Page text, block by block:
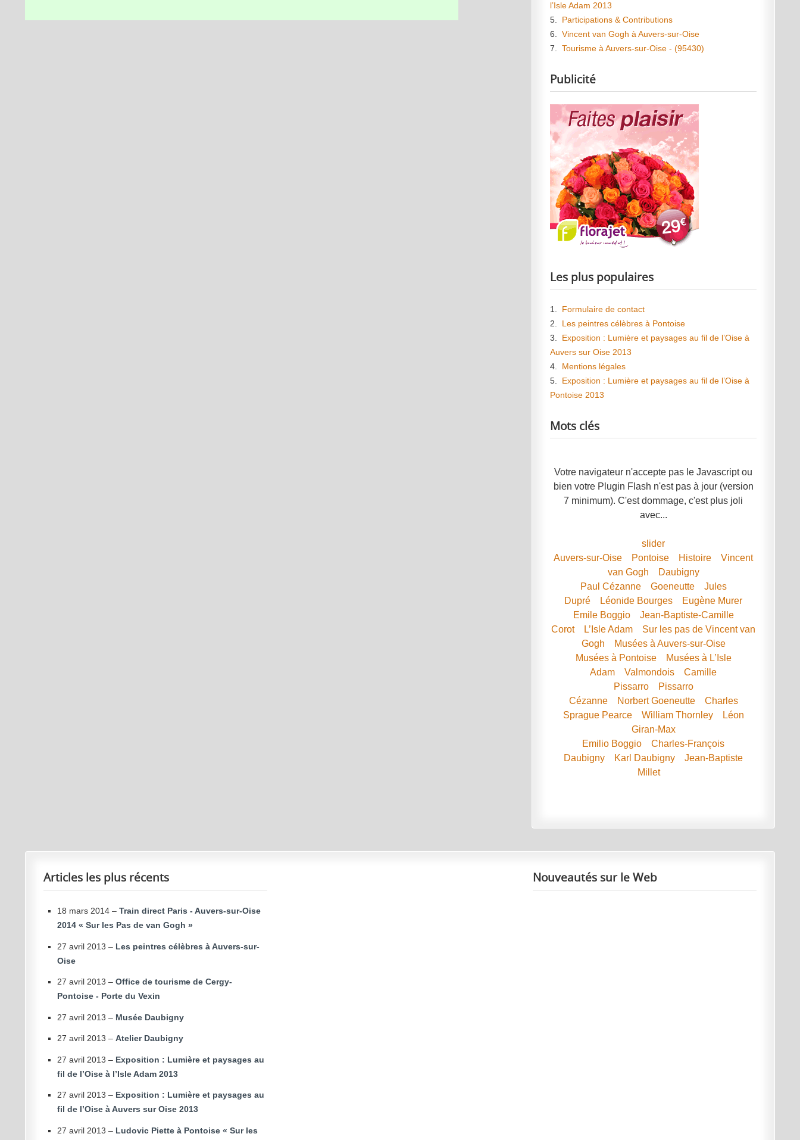
l’Isle Adam 2013
5. Participations & Contributions
6.Vincent van Gogh à Auvers-sur-Oise
7.Tourisme à Auvers-sur-Oise - (95430)
Publicité
Les plus populaires
1. Formulaire de contact
2. Les peintres célèbres à Pontoise
3. Exposition : Lumière et paysages au fil de l’Oise à
Auvers sur Oise 2013
4. Mentions légales
5. Exposition : Lumière et paysages au fil de l’Oise à
Pontoise 2013
Mots clés
Votre navigateur n'accepte pas le Javascript ou
bien votre Plugin Flash n'est pas à jour (version
7 minimum). C'est dommage, c'est plus joli
avec...
slider
Auvers-sur-Oise
Pontoise Histoire
Vincent
van Gogh
Daubigny
Paul Cézanne
Goeneutte
Jules
Dupré
Léonide Bourges
Eugène Murer
Emile Boggio
Jean-Baptiste-Camille
Corot
L’Isle Adam
Sur les pas de Vincent van
Gogh
Musées à Auvers-sur-Oise
Musées à Pontoise
Musées à L’Isle
Adam
Valmondois
Camille
Pissarro
Pissarro
Cézanne
Norbert Goeneutte
Charles
Sprague Pearce
William Thornley
Léon
Giran-Max
Emilio Boggio
Charles-François
Daubigny
Karl Daubigny
Jean-Baptiste
Millet
Articles les plus récents
18 mars 2014 – Train direct Paris - Auvers-sur-Oise
2014 « Sur les Pas de van Gogh »
27 avril 2013 – Les peintres célèbres à Auvers-sur-
Oise
27 avril 2013 – Office de tourisme de Cergy-
Pontoise - Porte du Vexin
27 avril 2013 – Musée Daubigny
27 avril 2013 – Atelier Daubigny
27 avril 2013 – Exposition : Lumière et paysages au
fil de l’Oise à l’Isle Adam 2013
27 avril 2013 – Exposition : Lumière et paysages au
fil de l’Oise à Auvers sur Oise 2013
27 avril 2013 – Ludovic Piette à Pontoise « Sur les
Nouveautés sur le Web